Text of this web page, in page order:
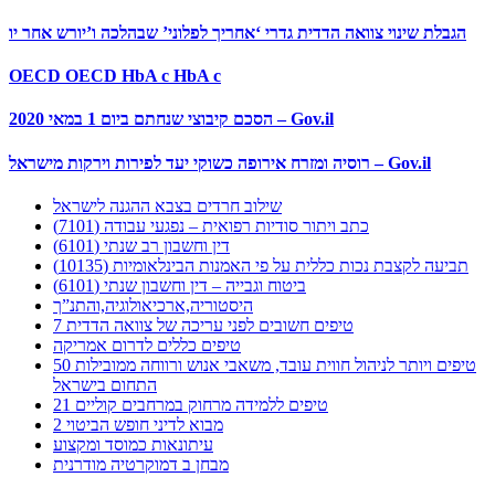
הגבלת שינוי צוואה הדדית גדרי ‘אחריך לפלוני’ שבהלכה ו’יורש אחר יו
OECD OECD HbA c HbA c
הסכם קיבוצי שנחתם ביום 1 במאי 2020 – Gov.il
רוסיה ומזרח אירופה כשוקי יעד לפירות וירקות מישראל – Gov.il
שילוב חרדים בצבא ההגנה לישראל
כתב ויתור סודיות רפואית – נפגעי עבודה (7101)
דין וחשבון רב שנתי (6101)
תביעה לקצבת נכות כללית על פי האמנות הבינלאומיות (10135)
ביטוח וגבייה – דין וחשבון שנתי (6101)
היסטוריה,ארכיאולוגיה,והתנ”ך
7 טיפים חשובים לפני עריכה של צוואה הדדית
טיפים כללים לדרום אמריקה
50 טיפים ויותר לניהול חווית עובד, משאבי אנוש ורווחה ממובילות
התחום בישראל
21 טיפים ללמידה מרחוק במרחבים קוליים
מבוא לדיני חופש הביטוי 2
עיתונאות כמוסד ומקצוע
מבחן ב דמוקרטיה מודרנית